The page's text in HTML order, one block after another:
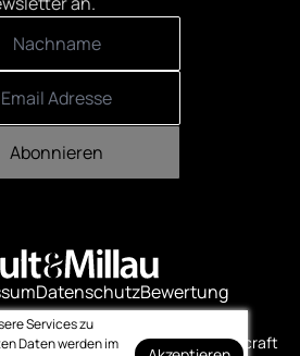
Abonnieren
DatenschutzBewertung
Downloads
Made with ❤️ by bitcraft
Services zu
Daten werden im